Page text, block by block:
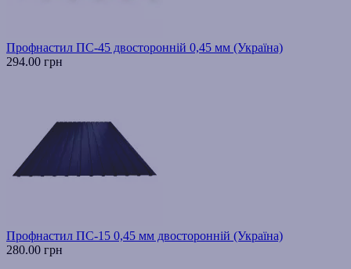
Профнастил ПС-45 двосторонній 0,45 мм (Україна)
294.00 грн
Профнастил ПС-15 0,45 мм двосторонній (Україна)
280.00 грн